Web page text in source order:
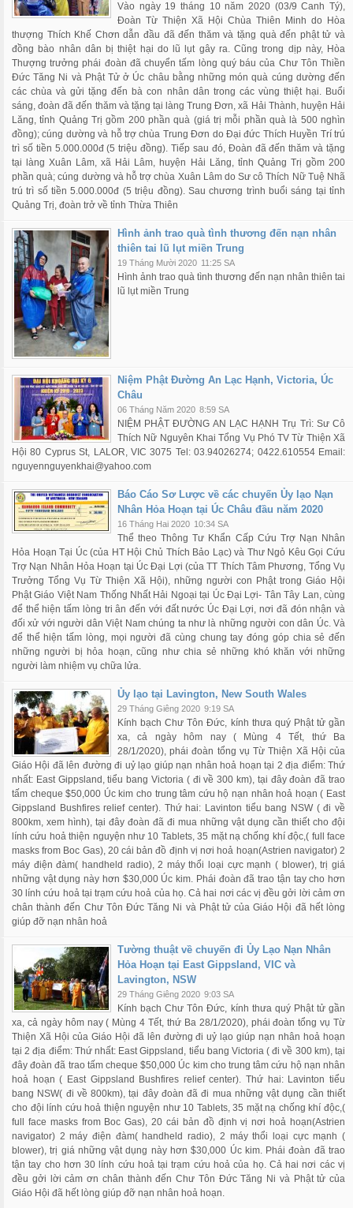
Vào ngày 19 tháng 10 năm 2020 (03/9 Canh Tý),
Đoàn Từ Thiện Xã Hội Chùa Thiên Minh do Hòa
thượng Thích Khế Chơn dẫn đầu đã đến thăm và tặng quà đến phật tử và
đồng bào nhân dân bị thiệt hại do lũ lụt gây ra. Cũng trong dịp này, Hòa
Thượng trưởng phái đoàn đã chuyển tấm lòng quý báu của Chư Tôn Thiền
Đức Tăng Ni và Phật Tử ở Úc châu bằng những món quà cúng dường đến
các chùa và gửi tặng đến bà con nhân dân trong các vùng thiệt hại. Buổi
sáng, đoàn đã đến thăm và tặng tại làng Trung Đơn, xã Hải Thành, huyện Hải
Lăng, tỉnh Quảng Trị gồm 200 phần quà (giá trị mỗi phần quà là 500 nghìn
đồng); cúng dường và hỗ trợ chùa Trung Đơn do Đại đức Thích Huyền Trí trú
trì số tiền 5.000.000đ (5 triệu đồng). Tiếp sau đó, Đoàn đã đến thăm và tặng
tại làng Xuân Lâm, xã Hải Lâm, huyện Hải Lăng, tỉnh Quảng Trị gồm 200
phần quà; cúng dường và hỗ trợ chùa Xuân Lâm do Sư cô Thích Nữ Tuệ Nhã
trú trì số tiền 5.000.000đ (5 triệu đồng). Sau chương trình buổi sáng tại tỉnh
Quảng Trị, đoàn trở về tỉnh Thừa Thiên
Hình ảnh trao quà tình thương đến nạn nhân
thiên tai lũ lụt miền Trung
19 Tháng Mười 2020 11:25 SA
Hình ảnh trao quà tình thương đến nạn nhân thiên tai
lũ lụt miền Trung
Niệm Phật Đường An Lạc Hạnh, Victoria, Úc
Châu
06 Tháng Năm 2020 8:59 SA
NIỆM PHẬT ĐƯỜNG AN LẠC HẠNH Trụ Trì: Sư Cô
Thích Nữ Nguyên Khai Tổng Vụ Phó TV Từ Thiện Xã
Hội 80 Cyprus St, LALOR, VIC 3075 Tel: 03.94026274; 0422.610554 Email:
nguyennguyenkhai@yahoo.com
Báo Cáo Sơ Lược về các chuyến Ủy lạo Nạn
Nhân Hỏa Hoạn tại Úc Châu đầu năm 2020
16 Tháng Hai 2020 10:34 SA
Thể theo Thông Tư Khẩn Cấp Cứu Trợ Nạn Nhân
Hỏa Hoạn Tại Úc (của HT Hội Chủ Thích Bảo Lạc) và Thư Ngỏ Kêu Gọi Cứu
Trợ Nạn Nhân Hỏa Hoạn tại Úc Đại Lợi (của TT Thích Tâm Phương, Tổng Vụ
Trưởng Tổng Vụ Từ Thiện Xã Hội), những người con Phật trong Giáo Hội
Phật Giáo Việt Nam Thống Nhất Hải Ngoại tại Úc Đại Lợi- Tân Tây Lan, cùng
để thể hiện tấm lòng tri ân đến với đất nước Úc Đại Lợi, nơi đã đón nhận và
đối xử với người dân Việt Nam chúng ta như là những người con dân Úc. Và
để thể hiện tấm lòng, mọi người đã cùng chung tay đóng góp chia sẻ đến
những người bị hỏa hoạn, cũng như chia sẻ những khó khăn với những
người làm nhiệm vụ chữa lửa.
Ủy lạo tại Lavington, New South Wales
29 Tháng Giêng 2020 9:19 SA
Kính bạch Chư Tôn Đức, kính thưa quý Phật tử gần
xa, cả ngày hôm nay ( Mùng 4 Tết, thứ Ba
28/1/2020), phái đoàn tổng vụ Từ Thiện Xã Hội của
Giáo Hội đã lên đường đi uỷ lạo giúp nạn nhân hoả hoạn tại 2 địa điểm: Thứ
nhất: East Gippsland, tiểu bang Victoria ( đi về 300 km), tại đây đoàn đã trao
tấm cheque $50,000 Úc kim cho trung tâm cứu hộ nạn nhân hoả hoạn ( East
Gippsland Bushfires relief center). Thứ hai: Lavinton tiểu bang NSW ( đi về
800km, xem hình), tại đây đoàn đã đi mua những vật dụng cần thiết cho đội
lính cứu hoả thiện nguyện như 10 Tablets, 35 mặt nạ chống khí độc,( full face
masks from Boc Gas), 20 cái bản đồ định vị nơi hoả hoạn(Astrien navigator) 2
máy điện đàm( handheld radio), 2 máy thổi loại cực mạnh ( blower), trị giá
những vật dụng này hơn $30,000 Úc kim. Phái đoàn đã trao tận tay cho hơn
30 lính cứu hoả tại trạm cứu hoả của họ. Cả hai nơi các vị đều gởi lời cảm ơn
chân thành đến Chư Tôn Đức Tăng Ni và Phật tử của Giáo Hội đã hết lòng
giúp đỡ nạn nhân hoả
Tường thuật về chuyến đi Ủy Lạo Nạn Nhân
Hỏa Hoạn tại East Gippsland, VIC và
Lavington, NSW
29 Tháng Giêng 2020 9:03 SA
Kính bạch Chư Tôn Đức, kính thưa quý Phật tử gần
xa, cả ngày hôm nay ( Mùng 4 Tết, thứ Ba 28/1/2020), phái đoàn tổng vụ Từ
Thiện Xã Hội của Giáo Hội đã lên đường đi uỷ lạo giúp nạn nhân hoả hoạn
tại 2 địa điểm: Thứ nhất: East Gippsland, tiểu bang Victoria ( đi về 300 km), tại
đây đoàn đã trao tấm cheque $50,000 Úc kim cho trung tâm cứu hộ nạn nhân
hoả hoạn ( East Gippsland Bushfires relief center). Thứ hai: Lavinton tiểu
bang NSW( đi về 800km), tại đây đoàn đã đi mua những vật dụng cần thiết
cho đội lính cứu hoả thiện nguyện như 10 Tablets, 35 mặt nạ chống khí độc,(
full face masks from Boc Gas), 20 cái bản đồ định vị nơi hoả hoạn(Astrien
navigator) 2 máy điện đàm( handheld radio), 2 máy thổi loại cực mạnh (
blower), trị giá những vật dụng này hơn $30,000 Úc kim. Phái đoàn đã trao
tận tay cho hơn 30 lính cứu hoả tại trạm cứu hoả của họ. Cả hai nơi các vị
đều gởi lời cảm ơn chân thành đến Chư Tôn Đức Tăng Ni và Phật tử của
Giáo Hội đã hết lòng giúp đỡ nạn nhân hoả hoạn.